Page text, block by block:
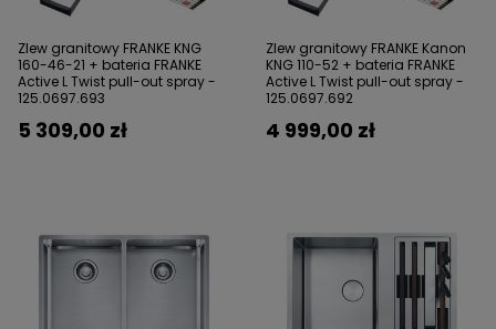
Zlew granitowy FRANKE KNG
160-46-21 + bateria FRANKE
Active L Twist pull-out spray -
125.0697.693
5 309,00 zł
Zlew granitowy FRANKE Kanon
KNG 110-52 + bateria FRANKE
Active L Twist pull-out spray -
125.0697.692
4 999,00 zł